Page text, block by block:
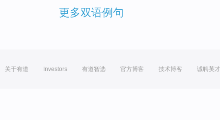
更多双语例句
关于有道 Investors 有道智选 官方博客 技术博客 诚聘英才